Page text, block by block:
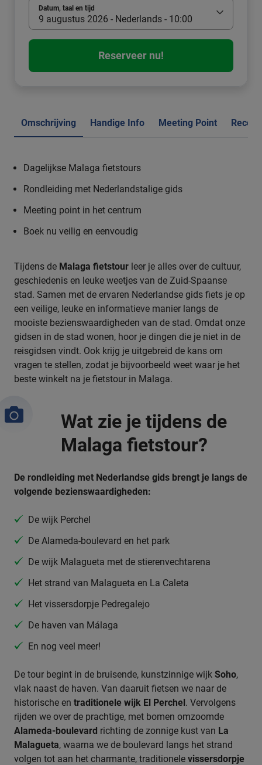
Datum, taal en tijd
9 augustus 2026 - Nederlands - 10:00
Reserveer nu!
Omschrijving Handige Info Meeting Point
Dagelijkse Malaga fietstours
Rondleiding met Nederlandstalige gids
Meeting point in het centrum
Boek nu veilig en eenvoudig
Tijdens de Malaga fietstour leer je alles over de cultuur,
geschiedenis en leuke weetjes van de Zuid-Spaanse
stad. Samen met de ervaren Nederlandse gids fiets je op
een veilige, leuke en informatieve manier langs de
mooiste bezienswaardigheden van de stad. Omdat onze
gidsen in de stad wonen, hoor je dingen die je niet in de
reisgidsen vindt. Ook krijg je uitgebreid de kans om
vragen te stellen, zodat je bijvoorbeeld weet waar je het
beste winkelt na je fietstour in Malaga.
Wat zie je tijdens de
Malaga fietstour?
De rondleiding met Nederlandse gids brengt je langs de
volgende bezienswaardigheden:
De wijk Perchel
De Alameda-boulevard en het park
De wijk Malagueta met de stierenvechtarena
Het strand van Malagueta en La Caleta
Het vissersdorpje Pedregalejo
De haven van Málaga
En nog veel meer!
De tour begint in de bruisende, kunstzinnige wijk Soho,
vlak naast de haven. Van daaruit fietsen we naar de
historische en traditionele wijk El Perchel. Vervolgens
rijden we over de prachtige, met bomen omzoomde
Alameda-boulevard richting de zonnige kust van La
Malagueta, waarna we de boulevard langs het strand
volgen tot aan het charmante, traditionele vissersdorpje